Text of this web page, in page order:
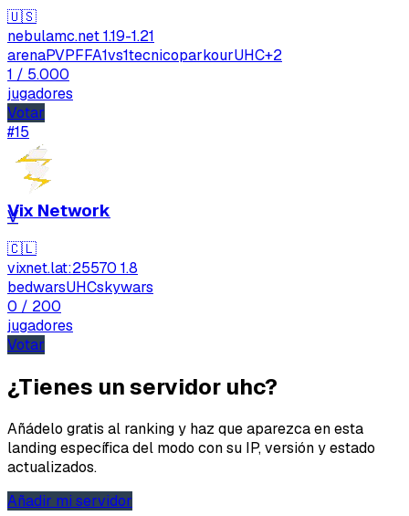
🇺🇸
nebulamc.net1.19-1.21
arenaPVPFFA1vs1tecnicoparkourUHC+2
1 / 5.000
jugadores
Votar
#15
V
Vix Network
🇨🇱
vixnet.lat:25570 1.8
bedwarsUHCskywars
0 / 200
jugadores
Votar
¿Tienes un servidor uhc?
Añádelo gratis al ranking y haz que aparezca en esta
landing específica del modo con su IP, versión y estado
actualizados.
Añadir mi servidor